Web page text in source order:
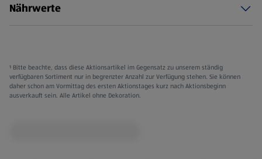
Nährwerte
¹ Bitte beachte, dass diese Aktionsartikel im Gegensatz zu unserem ständig
verfügbaren Sortiment nur in begrenzter Anzahl zur Verfügung stehen. Sie können
daher schon am Vormittag des ersten Aktionstages kurz nach Aktionsbeginn
ausverkauft sein. Alle Artikel ohne Dekoration.